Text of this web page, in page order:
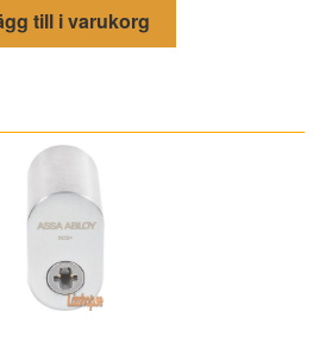
till i varukorg